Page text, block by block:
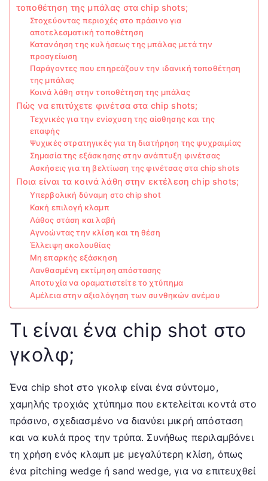
τοποθέτηση της μπάλας στα chip shots;
Στοχεύοντας περιοχές στο πράσινο για
αποτελεσματική τοποθέτηση
Κατανόηση της κυλήσεως της μπάλας μετά την
προσγείωση
Παράγοντες που επηρεάζουν την ιδανική τοποθέτηση
της μπάλας
Κοινά λάθη στην τοποθέτηση της μπάλας
Πώς να επιτύχετε φινέτσα στα chip shots;
Τεχνικές για την ενίσχυση της αίσθησης και της
επαφής
Ψυχικές στρατηγικές για τη διατήρηση της ψυχραιμίας
Σημασία της εξάσκησης στην ανάπτυξη φινέτσας
Ασκήσεις για τη βελτίωση της φινέτσας στα chip shots
Ποια είναι τα κοινά λάθη στην εκτέλεση chip shots;
Υπερβολική δύναμη στο chip shot
Κακή επιλογή κλαμπ
Λάθος στάση και λαβή
Αγνοώντας την κλίση και τη θέση
Έλλειψη ακολουθίας
Μη επαρκής εξάσκηση
Λανθασμένη εκτίμηση απόστασης
Αποτυχία να οραματιστείτε το χτύπημα
Αμέλεια στην αξιολόγηση των συνθηκών ανέμου
Τι είναι ένα chip shot στο
γκολφ;
Ένα chip shot στο γκολφ είναι ένα σύντομο,
χαμηλής τροχιάς χτύπημα που εκτελείται κοντά στο
πράσινο, σχεδιασμένο να διανύει μικρή απόσταση
και να κυλά προς την τρύπα. Συνήθως περιλαμβάνει
τη χρήση ενός κλαμπ με μεγαλύτερη κλίση, όπως
ένα pitching wedge ή sand wedge, για να επιτευχθεί